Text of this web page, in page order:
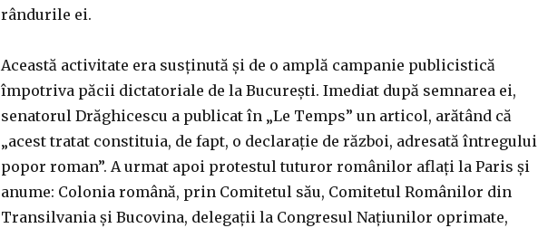
rândurile ei.
Această activitate era susținută și de o amplă campanie publicistică
împotriva păcii dictatoriale de la București. Imediat după semnarea ei,
senatorul Drăghicescu a publicat în „Le Temps” un articol, arătând că
„acest tratat constituia, de fapt, o declarație de război, adresată întregului
popor roman”. A urmat apoi protestul tuturor românilor aflați la Paris și
anume: Colonia română, prin Comitetul său, Comitetul Românilor din
Transilvania și Bucovina, delegații la Congresul Națiunilor oprimate,